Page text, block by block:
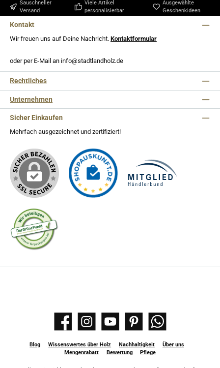
Sauschneller
Versand
Viele Artikel
personalisierbar
Ausgewählte
Geschenkideen
Kontakt
Wir freuen uns auf Deine Nachricht. Kontaktformular
oder per E-Mail an info@stadtlandholz.de
Rechtliches
Unternehmen
Sicher Einkaufen
Mehrfach ausgezeichnet und zertifiziert!
Facebook Instagram YouTube Pinterest WhatsApp
Blog Wissenswertes über Holz Nachhaltigkeit
Über uns
Mengenrabatt
Bewertung Pflege